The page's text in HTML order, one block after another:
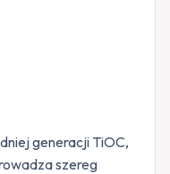
generacji TiOC,
szereg